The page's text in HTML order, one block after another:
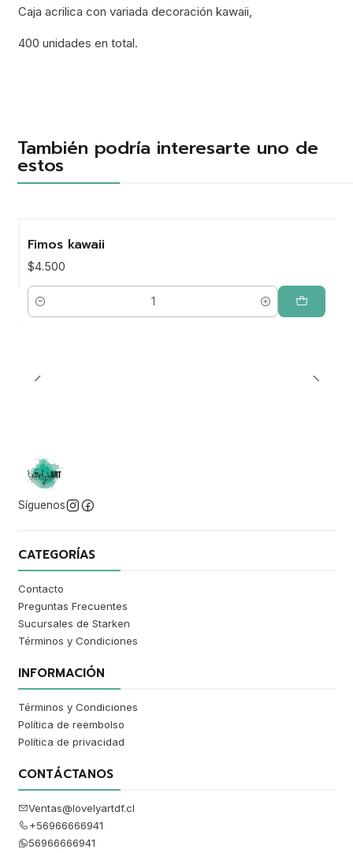
Caja acrilica con variada decoración kawaii,
400 unidades en total.
También podría interesarte uno de
estos
Fimos kawaii
$4.500
Cantidad
Síguenos
CATEGORÍAS
Contacto
Preguntas Frecuentes
Sucursales de Starken
Términos y Condiciones
INFORMACIÓN
Términos y Condiciones
Política de reembolso
Política de privacidad
CONTÁCTANOS
Ventas@lovelyartdf.cl
+56966666941
56966666941